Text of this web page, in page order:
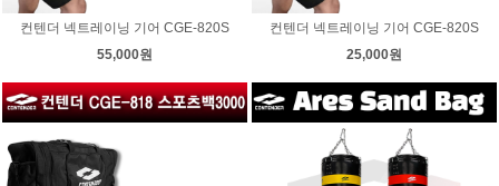
컨텐더 넥트레이닝 기어 CGE-820S
55,000원
컨텐더 넥트레이닝 기어 CGE-820S
25,000원